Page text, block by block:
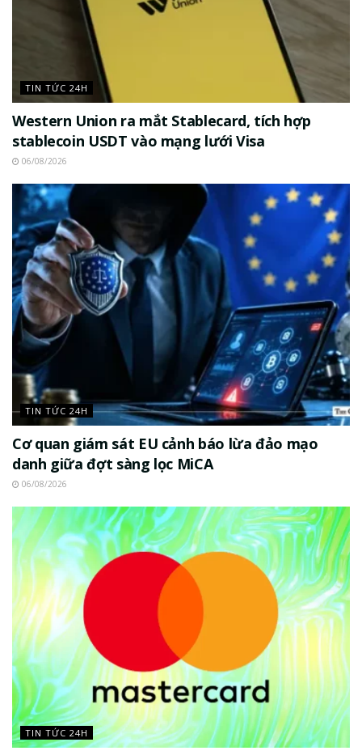
TIN TỨC 24H
Western Union ra mắt Stablecard, tích hợp
stablecoin USDT vào mạng lưới Visa
06/08/2026
TIN TỨC 24H
Cơ quan giám sát EU cảnh báo lừa đảo mạo
danh giữa đợt sàng lọc MiCA
06/08/2026
TIN TỨC 24H